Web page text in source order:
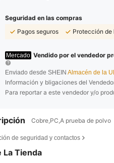
Seguridad en las compras
Pagos seguros
Protección
Mercado Vendido por el vendedor
Enviado desde SHEIN Almacén de la
Información y bligaciones del
Para reportar a este vendedor y/o
Cobre,PC,A prueba de polvo
de seguridad y contactos
La Tienda
4,67
4,67